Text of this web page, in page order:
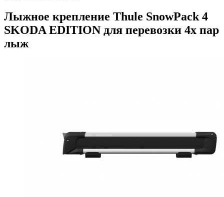
Лыжное крепление Thule SnowPack 4
SKODA EDITION для перевозки 4х пар
лыж